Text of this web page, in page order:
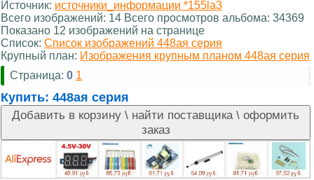
Источник: источники_информации *155la3
Всего изображений: 14 Всего просмотров альбома: 34369
Показано 12 изображений на странице
Список: Список изображений 448ая серия
Крупный план: Изображения крупным планом 448ая серия
Страница: 0 1
Купить: 448ая серия